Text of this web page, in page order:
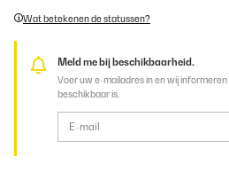
Wat betekenen de statussen?
Meld me bij beschikbaarheid.
Voer uw e-mailadres in en wij
beschikbaar is.